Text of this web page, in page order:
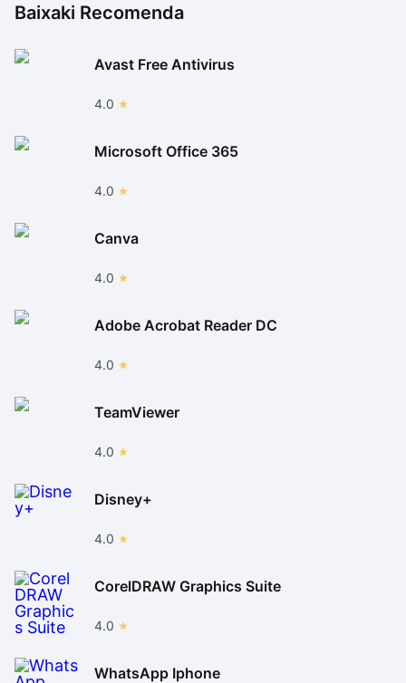
Baixaki Recomenda
Avast Free Antivirus
4.0
Microsoft Office 365
4.0
Canva
4.0
Adobe Acrobat Reader DC
4.0
TeamViewer
4.0
Disney+
4.0
CorelDRAW Graphics Suite
4.0
WhatsApp Iphone